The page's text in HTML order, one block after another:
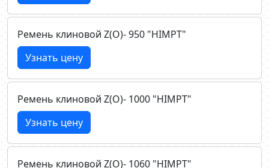
Ремень клиновой Z(О)- 950 "HIMPT"
Узнать цену
Ремень клиновой Z(О)- 1000 "HIMPT"
Узнать цену
Ремень клиновой Z(О)- 1060 "HIMPT"